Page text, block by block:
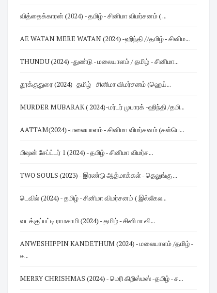
வித்தைக்காரன் (2024) - தமிழ் - சினிமா விமர்சனம் ( ...
AE WATAN MERE WATAN (2024) -ஹிந்தி //தமிழ் - சினிம...
THUNDU (2024) -துண்டு - மலையாளம் / தமிழ் - சினிமா...
தூக்குதுரை (2024) -தமிழ் - சினிமா விமர்சனம் (ஹெய்...
MURDER MUBARAK ( 2024)-மர்டர் முபாரக் -ஹிந்தி /தமி...
AATTAM(2024) -மலையாளம் - சினிமா விமர்சனம் (சஸ்பெ...
மிஷன் சேப்ட்டர் 1 (2024) - தமிழ் - சினிமா விமர்ச...
TWO SOULS (2023) - இரண்டு ஆத்மாக்கள் - தெலுங்கு ...
டெவில் (2024) - தமிழ் - சினிமா விமர்சனம் ( இல்லீகல...
வடக்குப்பட்டி ராமசாமி (2024) - தமிழ் - சினிமா வி...
ANWESHIPPIN KANDETHUM (2024) - மலையாளம் /தமிழ் -
ச...
MERRY CHRISHMAS (2024) - மெரி கிறிஸ்மஸ் -தமிழ் - ச...